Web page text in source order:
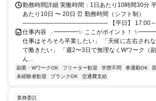
勤務時間詳細 実働時間：1日あたり10時間30分
あたり10日 〜 20日 ⏰ 勤務時間（シフト制）
─────────────────── 【平日】 17:00～
仕事内容 ╭━━━━✨ ここがポイント！
仕事はそろそろ卒業したい」 「天候に左右され
て働きたい」 「週2〜3日で無理なくWワーク（
ん...
副業・WワークOK フリーター歓迎 学歴不問 車通勤OK
未経験者歓迎
ブランクOK 交通費支給
業務委託